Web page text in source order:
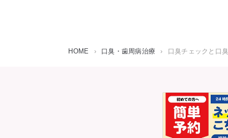
HOME › 口臭・歯周病治療 › 口臭チェックと口